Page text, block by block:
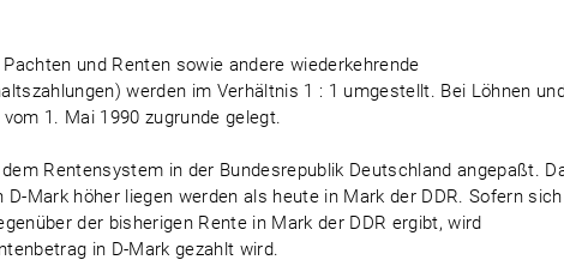
und Renten sowie andere wiederkehrende
werden im Verhältnis 1 : 1 umgestellt. Bei Löhnen
1. Mai 1990 zugrunde gelegt.
Rentensystem in der Bundesrepublik Deutschland angepaßt.
Mark höher liegen werden als heute in Mark der DDR. Sofern
der bisherigen Rente in Mark der DDR ergibt, wird
in D-Mark gezahlt wird.